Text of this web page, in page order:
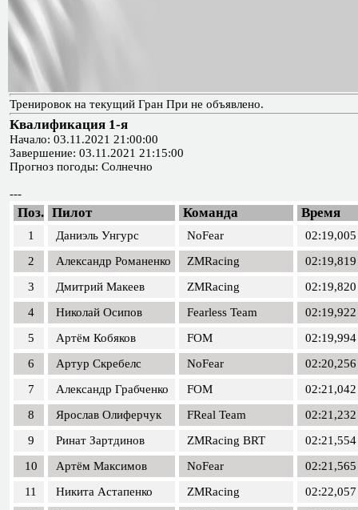
Тренировок на текущий Гран При не объявлено.
Квалификация 1-я
Начало: 03.11.2021 21:00:00
Завершение: 03.11.2021 21:15:00
Прогноз погоды: Солнечно
---
Поз. Пилот Команда Время
1 Даниэль Унгурс NoFear
02:19,005
2
Александр Романенко ZMRacing
02:19,819
3
Дмитрий Макеев ZMRacing
02:19,820
4
Николай Осипов Fearless Team
02:19,922
5
Артём Кобяков FOM
02:19,994
6
Артур Скребелс NoFear
02:20,256
7
Александр Грабченко FOM
02:21,042
8
Ярослав Олиферчук FReal Team
02:21,232
9
Ринат Зартдинов ZMRacing BRT
02:21,554
10
Артём Максимов NoFear
02:21,565
11
Никита Астапенко ZMRacing
02:22,057